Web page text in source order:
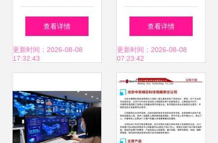
劲科技实力守护档
案安全新防线
查看详情
更新时间：2026-08-08
17:32:43
控信息凭借信息系
统集成服务拿下数
亿元战略投资
查看详情
更新时间：2026-08-08
07:23:42